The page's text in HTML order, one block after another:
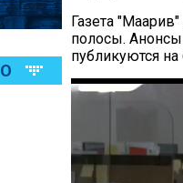
Газета
полосы.
публикуются